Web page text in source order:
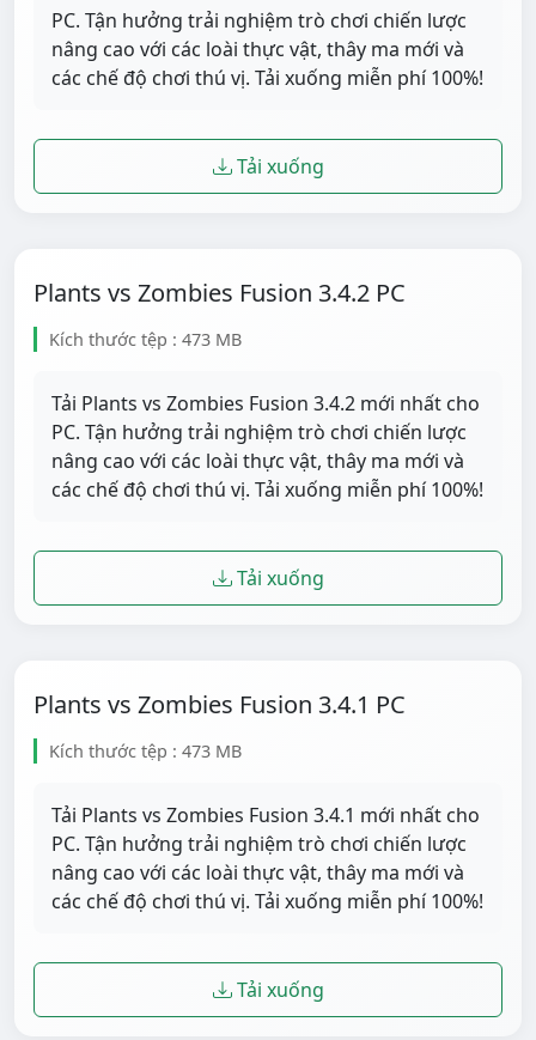
PC. Tận hưởng trải nghiệm trò chơi chiến lược
nâng cao với các loài thực vật, thây ma mới và
các chế độ chơi thú vị. Tải xuống miễn phí 100%!
Tải xuống
Plants vs Zombies Fusion 3.4.2 PC
Kích thước tệp : 473 MB
Tải Plants vs Zombies Fusion 3.4.2 mới nhất cho
PC. Tận hưởng trải nghiệm trò chơi chiến lược
nâng cao với các loài thực vật, thây ma mới và
các chế độ chơi thú vị. Tải xuống miễn phí 100%!
Tải xuống
Plants vs Zombies Fusion 3.4.1 PC
Kích thước tệp : 473 MB
Tải Plants vs Zombies Fusion 3.4.1 mới nhất cho
PC. Tận hưởng trải nghiệm trò chơi chiến lược
nâng cao với các loài thực vật, thây ma mới và
các chế độ chơi thú vị. Tải xuống miễn phí 100%!
Tải xuống